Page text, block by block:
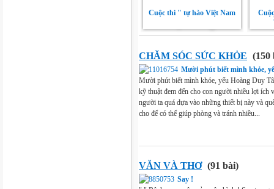
Cuộc thi " tự hào Việt Nam
CHĂM SÓC SỨC KHỎE (150
Mười phút biết mình khỏe,
Mười phút biết mình khỏe, yếu Hoàng Duy
kỹ thuật đem đến cho con người nhiều lợi ích
người ta quá dựa vào những thiết bị này và
cho để có thể giúp phòng và tránh nhiều...
VĂN VÀ THƠ (91 bài)
Say !